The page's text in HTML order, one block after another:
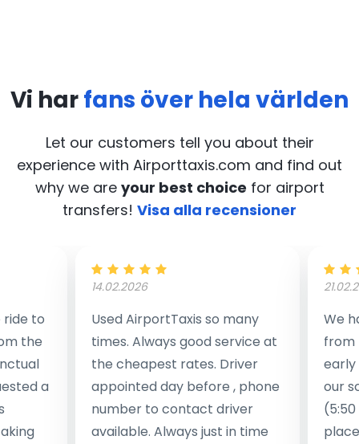
Vi harfans över hela världen
Let our customers tell you about their
experience with Airporttaxis.com and find out
why we are your best choice for airport
transfers! Visa alla recensioner
to
the
a
14.02.2026
Used AirportTaxis so many
times. Always good service at
the cheapest rates. Driver
appointed day before , phone
number to contact driver
available. Always just in time
We
from
early
our